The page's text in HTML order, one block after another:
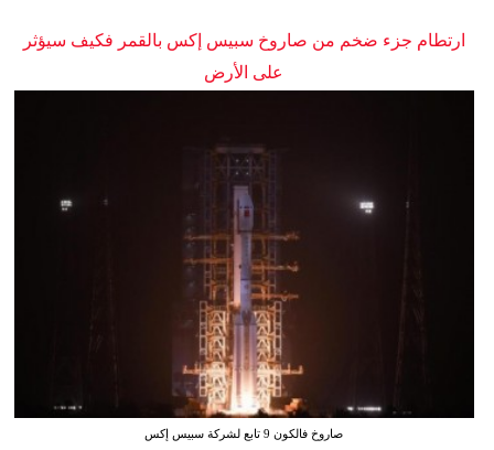
ارتطام جزء ضخم من صاروخ سبيس إكس بالقمر فكيف سيؤثر
على الأرض
صاروخ فالكون 9 تابع لشركة سبيس إكس